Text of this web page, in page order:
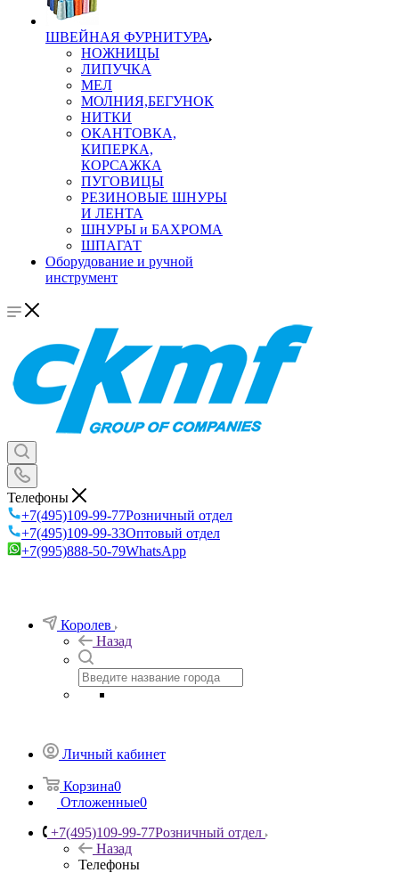
ШВЕЙНАЯ ФУРНИТУРА
НОЖНИЦЫ
ЛИПУЧКА
МЕЛ
МОЛНИЯ,БЕГУНОК
НИТКИ
ОКАНТОВКА,
КИПЕРКА,
КОРСАЖКА
ПУГОВИЦЫ
РЕЗИНОВЫЕ ШНУРЫ
И ЛЕНТА
ШНУРЫ и БАХРОМА
ШПАГАТ
Оборудование и ручной
инструмент
Телефоны
+7(495)109-99-77Розничный отдел
+7(495)109-99-33Оптовый отдел
+7(995)888-50-79WhatsApp
Королев
Назад
Личный кабинет
Корзина0
Отложенные0
+7(495)109-99-77Розничный отдел
Назад
Телефоны